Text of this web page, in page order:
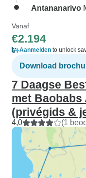
Antananarivo
Vanaf
€2.194
Aanmelden to unlock
Download
7 Daagse
met Baobabs
(privégids &
4,0 (1